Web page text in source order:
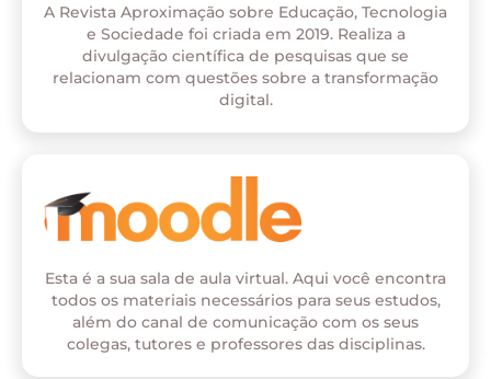
A Revista Aproximação sobre Educação, Tecnologia
e Sociedade foi criada em 2019. Realiza a
divulgação científica de pesquisas que se
relacionam com questões sobre a transformação
digital.
Esta é a sua sala de aula virtual. Aqui você encontra
todos os materiais necessários para seus estudos,
além do canal de comunicação com os seus
colegas, tutores e professores das disciplinas.